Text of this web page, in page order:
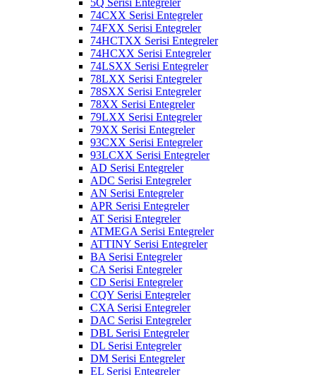
5Q Serisi Entegreler
74CXX Serisi Entegreler
74FXX Serisi Entegreler
74HCTXX Serisi Entegreler
74HCXX Serisi Entegreler
74LSXX Serisi Entegreler
78LXX Serisi Entegreler
78SXX Serisi Entegreler
78XX Serisi Entegreler
79LXX Serisi Entegreler
79XX Serisi Entegreler
93CXX Serisi Entegreler
93LCXX Serisi Entegreler
AD Serisi Entegreler
ADC Serisi Entegreler
AN Serisi Entegreler
APR Serisi Entegreler
AT Serisi Entegreler
ATMEGA Serisi Entegreler
ATTINY Serisi Entegreler
BA Serisi Entegreler
CA Serisi Entegreler
CD Serisi Entegreler
CQY Serisi Entegreler
CXA Serisi Entegreler
DAC Serisi Entegreler
DBL Serisi Entegreler
DL Serisi Entegreler
DM Serisi Entegreler
EL Serisi Entegreler